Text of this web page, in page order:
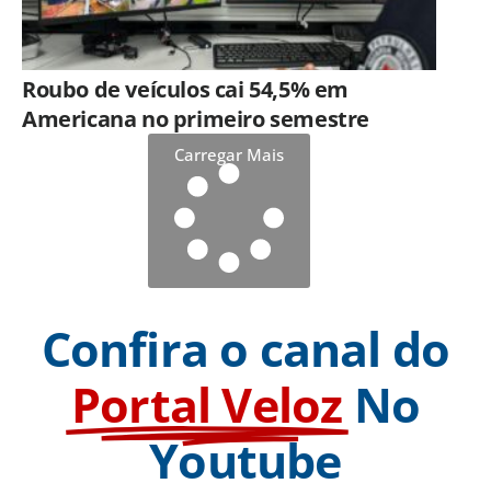
Roubo de veículos cai 54,5% em
Americana no primeiro semestre
Carregar Mais
Confira o canal do
Portal Veloz No
Youtube